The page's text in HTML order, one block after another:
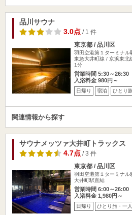
品川サウナ
3.0点/ 1 件
東京都 / 品川区
羽田空港第１ターミナル
東急大井町線 / 京浜東北
1分
営業時間 5:30～26:30
入浴料金 980円～
日帰り 宿泊 ひとり
関連情報から探す
サウナメッツァ大井町トラックス
4.7点/ 3 件
東京都 / 品川区
羽田空港第１ターミナル
大井町駅直結
営業時間 6:00～26:00
入浴料金 1,980円～
日帰り ひとり旅・一